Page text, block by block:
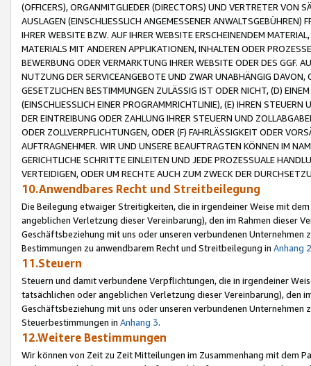
(OFFICERS), ORGANMITGLIEDER (DIRECTORS) UND VERTRETER VON
AUSLAGEN (EINSCHLIESSLICH ANGEMESSENER
IHRER WEBSITE BZW. AUF IHRER WEBSITE ERSCHEINENDEM
MATERIALS MIT ANDEREN APPLIKATIONEN, INHALTEN ODER
BEWERBUNG ODER VERMARKTUNG IHRER WEBSITE ODER DES GGF.
NUTZUNG DER SERVICEANGEBOTE UND ZWAR UNABHÄNGIG
GESETZLICHEN BESTIMMUNGEN ZULÄSSIG IST ODER NICHT, (D)
(EINSCHLIESSLICH EINER PROGRAMMRICHTLINIE), (E) IHREN
DER EINTREIBUNG ODER ZAHLUNG IHRER STEUERN UND
ODER ZOLLVERPFLICHTUNGEN, ODER (F) FAHRLÄSSIGKEIT ODER
AUFTRAGNEHMER. WIR UND UNSERE BEAUFTRAGTEN KÖNNEN IM
GERICHTLICHE SCHRITTE EINLEITEN UND JEDE PROZESSUALE
VERTEIDIGEN, ODER UM RECHTE AUCH ZUM ZWECK DER
10.Anwendbares Recht und Streitbeilegung
Die Beilegung etwaiger Streitigkeiten, die in irgendeiner Weise mit
angeblichen Verletzung dieser Vereinbarung), den im Rahmen dieser
Geschäftsbeziehung mit uns oder unseren verbundenen
Bestimmungen zu anwendbarem Recht und Streitbeilegung in Anhang 2
11.Steuern
Steuern und damit verbundene Verpflichtungen, die in irgendeiner
tatsächlichen oder angeblichen Verletzung dieser Vereinbarung), den
Geschäftsbeziehung mit uns oder unseren verbundenen
Steuerbestimmungen in Anhang 3.
12.Weitere Bestimmungen
Wir können von Zeit zu Zeit Mitteilungen im Zusammenhang mit dem